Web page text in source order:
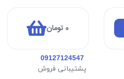
0 تومان
09127124547
پشتیبانی فروش